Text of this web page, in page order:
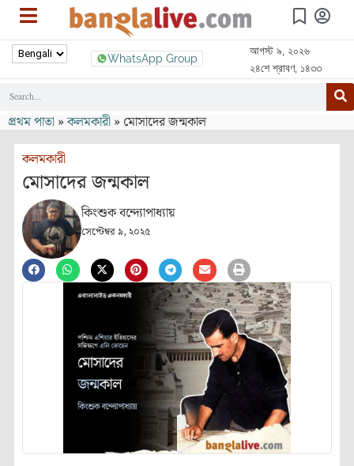
WhatsApp Group
আগস্ট ৯, ২০২৬
২৪শে শ্রাবণ, ১৪৩৩
প্রথম পাতা »কলমকারী » মোসাদের জন্মকাল
কলমকারী
মোসাদের জন্মকাল
কিংশুক বন্দ্যোপাধ্যায়
সেপ্টেম্বর ৯, ২০২৫